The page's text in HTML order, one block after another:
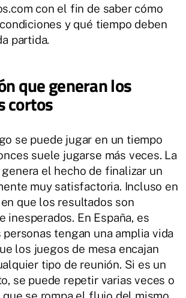
con el fin de saber cómo
y qué tiempo deben
partida.
que generan los
cortos
se puede jugar en un tiempo
suele jugarse más veces. La
el hecho de finalizar un
muy satisfactoria. Incluso en
que los resultados son
inesperados. En España, es
tengan una amplia vida
los juegos de mesa encajan
tipo de reunión. Si es un
se puede repetir varias veces o
se rompa el flujo del mismo.